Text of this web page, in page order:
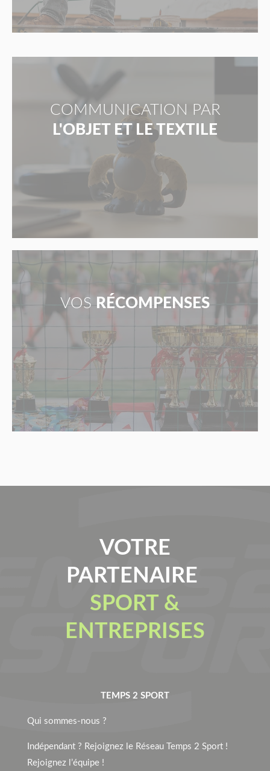
COMMUNICATION PAR
L'OBJET ET LE TEXTILE
VOS RÉCOMPENSES
VOTRE
PARTENAIRE
SPORT &
ENTREPRISES
TEMPS 2 SPORT
Qui sommes-nous ?
Indépendant ? Rejoignez le Réseau Temps 2 Sport !
Rejoignez l’équipe !